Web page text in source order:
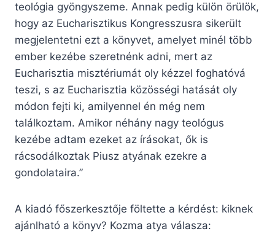
teológia gyöngyszeme. Annak pedig külön örülök,
hogy az Eucharisztikus Kongresszusra sikerült
megjelentetni ezt a könyvet, amelyet minél több
ember kezébe szeretnénk adni, mert az
Eucharisztia misztériumát oly kézzel foghatóvá
teszi, s az Eucharisztia közösségi hatását oly
módon fejti ki, amilyennel én még nem
találkoztam. Amikor néhány nagy teológus
kezébe adtam ezeket az írásokat, ők is
rácsodálkoztak Piusz atyának ezekre a
gondolataira.”
A kiadó főszerkesztője föltette a kérdést: kiknek
ajánlható a könyv? Kozma atya válasza: